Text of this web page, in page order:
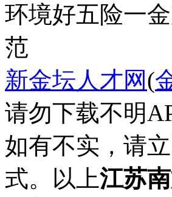
环境好五险一金
范
新金坛人才网(
请勿下载不明
如有不实，请
式。以上江苏